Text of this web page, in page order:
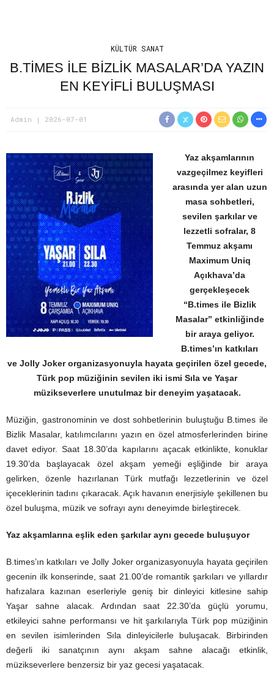
KÜLTÜR SANAT
B.TIMES ILE BIZLIK MASALAR’DA YAZIN
EN KEYIFLI BULUŞMASI
Admin 2026-07-01
Yaz akşamlarının
vazgeçilmez keyifleri
arasında yer alan uzun
masa sohbetleri,
sevilen şarkılar ve
lezzetli sofralar, 8
Temmuz akşamı
Maximum Uniq
Açıkhava’da
gerçekleşecek
“B.times ile Bizlik
Masalar” etkinliğinde
bir araya geliyor.
B.times’ın katkıları
ve Jolly Jokerorganizasyonuyla hayata geçirilen özel gecede,
Türk pop müziğinin sevilen iki ismi Sıla ve Yaşar
müzikseverlere unutulmaz bir deneyim yaşatacak.
Müziğin, gastronominin ve dost sohbetlerinin buluştuğu B.times ile
Bizlik Masalar, katılımcılarını yazın en özel atmosferlerinden birine
davet ediyor. Saat 18.30’da kapılarını açacak etkinlikte, konuklar
19.30’da başlayacak özel akşam yemeği eşliğinde bir araya
gelirken, özenle hazırlanan Türk mutfağı lezzetlerinin ve özel
içeceklerinin tadını çıkaracak. Açık havanın enerjisiyle şekillenen bu
özel buluşma, müzik ve sofrayı aynı deneyimde birleştirecek.
Yaz akşamlarına eşlik eden şarkılar aynı gecede buluşuyor
B.times’ın katkıları veJolly Jokerorganizasyonuyla hayata geçirilen
gecenin ilk konserinde, saat 21.00’de romantik şarkıları ve yıllardır
hafızalara kazınan eserleriyle geniş bir dinleyici kitlesine sahip
Yaşar sahne alacak. Ardından saat 22.30’da güçlü yorumu,
etkileyici sahne performansı ve hit şarkılarıyla Türk pop müziğinin
en sevilen isimlerinden Sıla dinleyicilerle buluşacak. Birbirinden
değerli iki sanatçının aynı akşam sahne alacağı etkinlik,
müzikseverlere benzersiz bir yaz gecesi yaşatacak.